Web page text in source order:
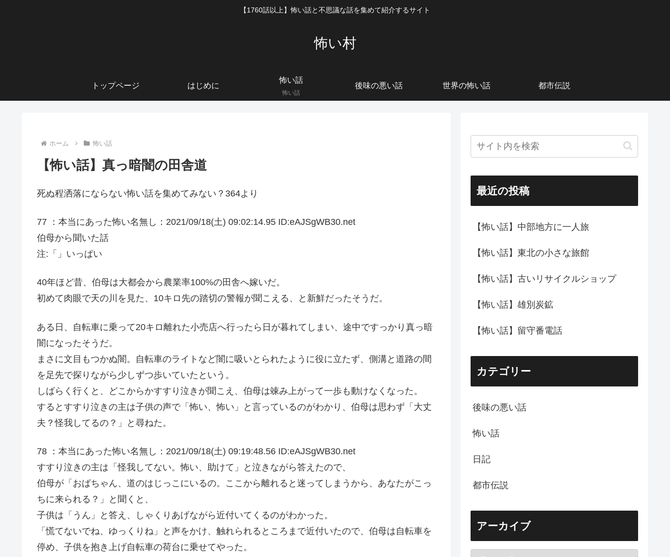
【1760話以上】怖い話と不思議な話を集めて紹介するサイト
怖い村
トップページ はじめに
怖い話
怖い話
後味の悪い話 世界の怖い話 都市伝説
ホーム 怖い話
【怖い話】真っ暗闇の田舎道
死ぬ程洒落にならない怖い話を集めてみない？364より
77 ：本当にあった怖い名無し：2021/09/18(土) 09:02:14.95 ID:eAJSgWB30.net
伯母から聞いた話
注:「」いっぱい
40年ほど昔、伯母は大都会から農業率100%の田舎へ嫁いだ。
初めて肉眼で天の川を見た、10キロ先の踏切の警報が聞こえる、と新鮮だったそうだ。
ある日、自転車に乗って20キロ離れた小売店へ行ったら日が暮れてしまい、途中ですっかり真っ暗
闇になったそうだ。
まさに文目もつかぬ闇。自転車のライトなど闇に吸いとられたように役に立たず、側溝と道路の間
を足先で探りながら少しずつ歩いていたという。
しばらく行くと、どこからかすすり泣きが聞こえ、伯母は竦み上がって一歩も動けなくなった。
するとすすり泣きの主は子供の声で「怖い、怖い」と言っているのがわかり、伯母は思わず「大丈
夫？怪我してるの？」と尋ねた。
78 ：本当にあった怖い名無し：2021/09/18(土) 09:19:48.56 ID:eAJSgWB30.net
すすり泣きの主は「怪我してない。怖い、助けて」と泣きながら答えたので、
伯母が「おばちゃん、道のはじっこにいるの。ここから離れると迷ってしまうから、あなたがこっ
ちに来られる？」と聞くと、
子供は「うん」と答え、しゃくりあげながら近付いてくるのがわかった。
「慌てないでね、ゆっくりね」と声をかけ、触れられるところまで近付いたので、伯母は自転車を
停め、子供を抱き上げ自転車の荷台に乗せてやった。
最近の投稿
【怖い話】中部地方に一人旅
【怖い話】東北の小さな旅館
【怖い話】古いリサイクルショップ
【怖い話】雄別炭鉱
【怖い話】留守番電話
カテゴリー
後味の悪い話
怖い話
日記
都市伝説
アーカイブ